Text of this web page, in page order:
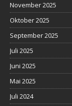
November 2025
Oktober 2025
September 2025
Juli 2025
Juni 2025
Mai 2025
Juli 2024